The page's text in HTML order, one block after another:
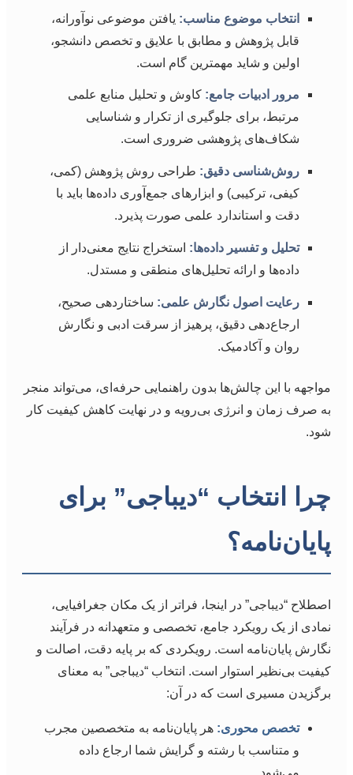
انتخاب موضوع مناسب: یافتن موضوعی نوآورانه،
قابل پژوهش و مطابق با علایق و تخصص دانشجو،
اولین و شاید مهمترین گام است.
مرور ادبیات جامع: کاوش و تحلیل منابع علمی
مرتبط، برای جلوگیری از تکرار و شناسایی
شکاف‌های پژوهشی ضروری است.
روش‌شناسی دقیق: طراحی روش پژوهش (کمی،
کیفی، ترکیبی) و ابزارهای جمع‌آوری داده‌ها باید با
دقت و استاندارد علمی صورت پذیرد.
تحلیل و تفسیر داده‌ها: استخراج نتایج معنی‌دار از
داده‌ها و ارائه تحلیل‌های منطقی و مستدل.
رعایت اصول نگارش علمی: ساختاردهی صحیح،
ارجاع‌دهی دقیق، پرهیز از سرقت ادبی و نگارش
روان و آکادمیک.
مواجهه با این چالش‌ها بدون راهنمایی حرفه‌ای، می‌تواند منجر
به صرف زمان و انرژی بی‌رویه و در نهایت کاهش کیفیت کار
شود.
چرا انتخاب “دیباجی” برای
پایان‌نامه؟
اصطلاح “دیباجی” در اینجا، فراتر از یک مکان جغرافیایی،
نمادی از یک رویکرد جامع، تخصصی و متعهدانه در فرآیند
نگارش پایان‌نامه است. رویکردی که بر پایه دقت، اصالت و
کیفیت بی‌نظیر استوار است. انتخاب “دیباجی” به معنای
برگزیدن مسیری است که در آن:
تخصص محوری: هر پایان‌نامه به متخصصین مجرب
و متناسب با رشته و گرایش شما ارجاع داده
می‌شود.